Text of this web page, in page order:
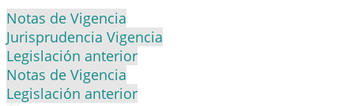
Notas de Vigencia
Jurisprudencia Vigencia
Legislación anterior
Notas de Vigencia
Legislación anterior